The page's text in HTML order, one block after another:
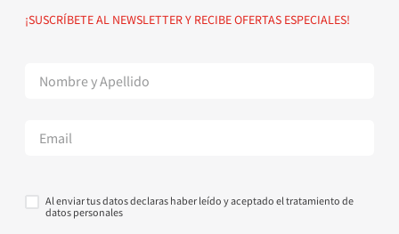
Suscribete al Newsletter
Superintendencia de Industria y Comercio
¡SUSCRÍBETE AL NEWSLETTER Y RECIBE OFERTAS ESPECIALES!
Al enviar tus datos declaras haber leído y aceptado el tratamiento de
datos personales